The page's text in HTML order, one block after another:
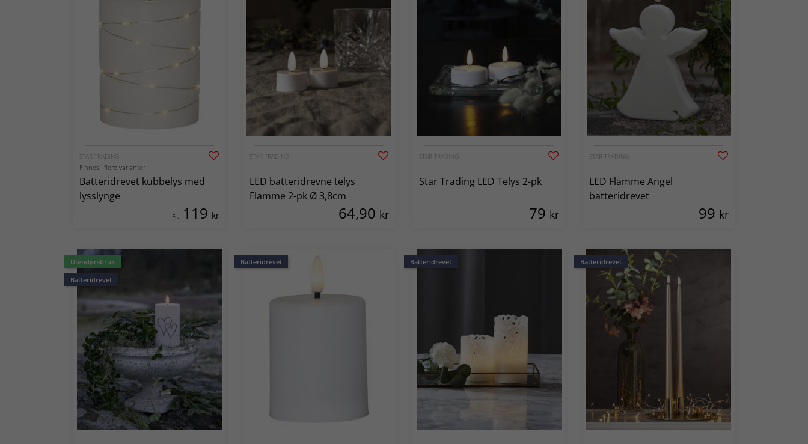
STAR TRADING
Finnes i flere varianter
Batteridrevet kubbelys med
lysslynge
Fr. 119 kr
STAR TRADING
LED batteridrevne telys
Flamme 2-pk Ø 3,8cm
64,90 kr
STAR TRADING
Star Trading LED Telys 2-pk
79 kr
STAR TRADING
LED Flamme Angel
batteridrevet
99 kr
Utendørsbruk
Batteridrevet
Batteridrevet Batteridrevet Batteridrevet